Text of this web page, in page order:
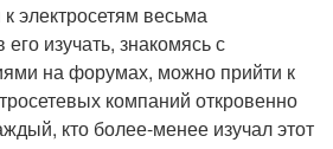
электросетям весьма
изучать, знакомясь с
на форумах, можно прийти к
компаний откровенно
кто более-менее изучал этот